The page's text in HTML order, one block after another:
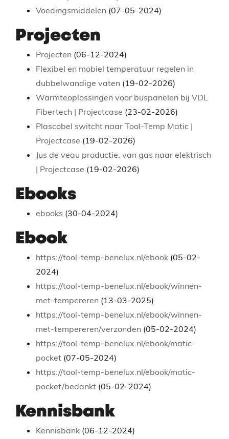
Voedingsmiddelen (07-05-2024)
Projecten
Projecten (06-12-2024)
Flexibel en mobiel temperatuur regelen in
dubbelwandige vaten (19-02-2026)
Warmteoplossingen voor buspanelen bij VDL
Fibertech | Projectcase (23-02-2026)
Plascobel switcht naar Tool-Temp Matic |
Projectcase (19-02-2026)
Jus de veau productie: van gas naar elektrisch
| Projectcase (19-02-2026)
Ebooks
ebooks (30-04-2024)
Ebook
https://tool-temp-benelux.nl/ebook (05-02-
2024)
https://tool-temp-benelux.nl/ebook/winnen-
met-tempereren (13-03-2025)
https://tool-temp-benelux.nl/ebook/winnen-
met-tempereren/verzonden (05-02-2024)
https://tool-temp-benelux.nl/ebook/matic-
pocket (07-05-2024)
https://tool-temp-benelux.nl/ebook/matic-
pocket/bedankt (05-02-2024)
Kennisbank
Kennisbank (06-12-2024)